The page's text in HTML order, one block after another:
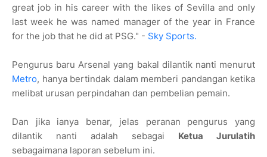
great job in his career with the likes of Sevilla and only
last week he was named manager of the year in France
for the job that he did at PSG." - Sky Sports.
Pengurus baru Arsenal yang bakal dilantik nanti menurut
Metro, hanya bertindak dalam memberi pandangan ketika
melibat urusan perpindahan dan pembelian pemain.
Dan jika ianya benar, jelas peranan pengurus yang
dilantik nanti adalah sebagai Ketua Jurulatih
sebagaimana laporan sebelum ini.